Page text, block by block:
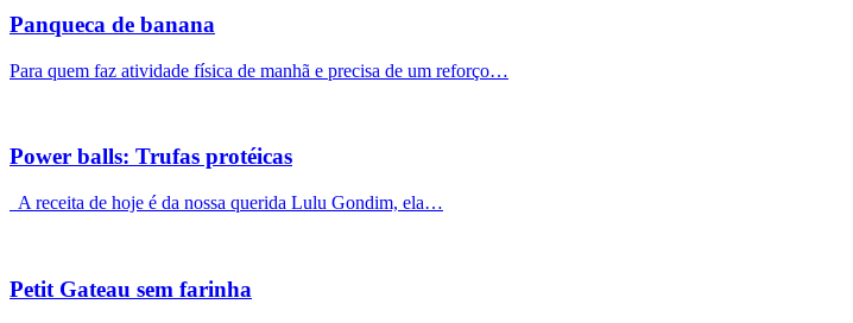
Panqueca de banana
Para quem faz atividade física de manhã e precisa de um reforço…
Power balls: Trufas protéicas
A receita de hoje é da nossa querida Lulu Gondim, ela…
Petit Gateau sem farinha